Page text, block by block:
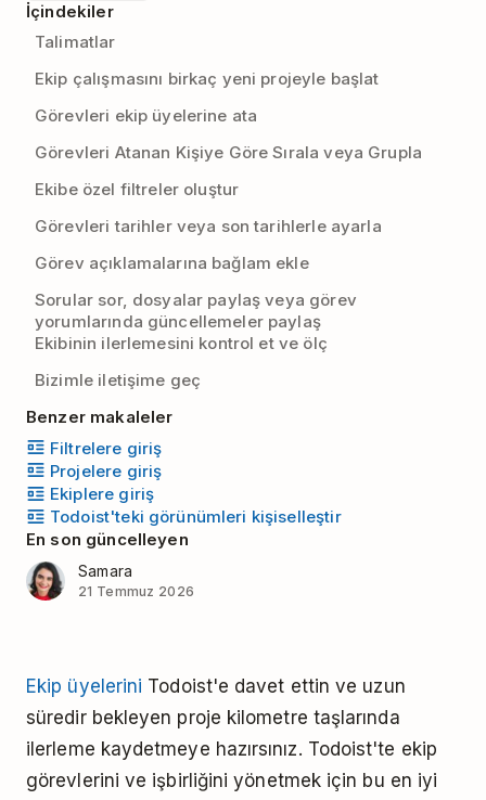
İçindekiler
Talimatlar
Ekip çalışmasını birkaç yeni projeyle başlat
Görevleri ekip üyelerine ata
Görevleri Atanan Kişiye Göre Sırala veya Grupla
Ekibe özel filtreler oluştur
Görevleri tarihler veya son tarihlerle ayarla
Görev açıklamalarına bağlam ekle
Sorular sor, dosyalar paylaş veya görev
yorumlarında güncellemeler paylaş
Ekibinin ilerlemesini kontrol et ve ölç
Bizimle iletişime geç
Benzer makaleler
Filtrelere giriş
Projelere giriş
Ekiplere giriş
Todoist'teki görünümleri kişiselleştir
En son güncelleyen
Samara
21 Temmuz 2026
Ekip üyelerini Todoist'e davet ettin ve uzun
süredir bekleyen proje kilometre taşlarında
ilerleme kaydetmeye hazırsınız. Todoist'te ekip
görevlerini ve işbirliğini yönetmek için bu en iyi